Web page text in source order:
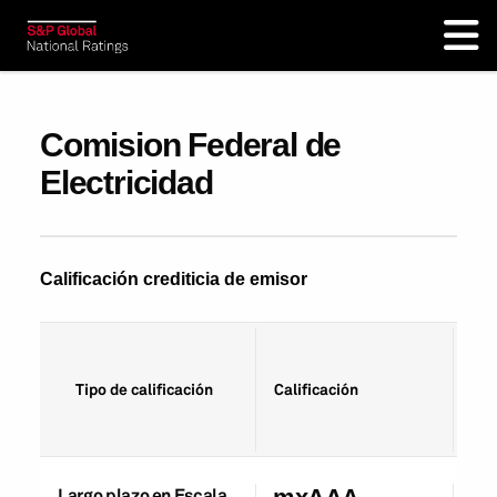
Comision Federal de
Electricidad
Calificación crediticia de emisor
Tipo de calificación Calificación